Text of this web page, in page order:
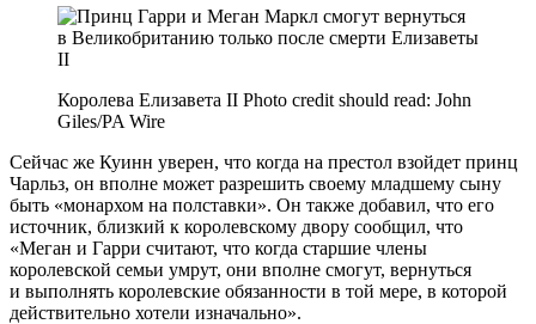
Королева Елизавета II Photo credit should read: John
Giles/PA Wire
Сейчас же Куинн уверен, что когда на престол взойдет принц
Чарльз, он вполне может разрешить своему младшему сыну
быть «монархом на полставки». Он также добавил, что его
источник, близкий к королевскому двору сообщил, что
«Меган и Гарри считают, что когда старшие члены
королевской семьи умрут, они вполне смогут, вернуться
и выполнять королевские обязанности в той мере, в которой
действительно хотели изначально».